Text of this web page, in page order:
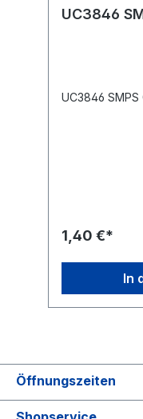
UC3846
UC3846
1,40 €*
In
Öffnungszeiten